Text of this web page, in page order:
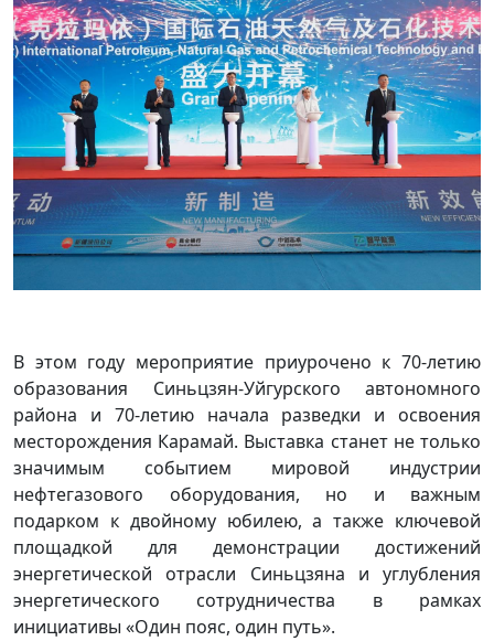
В этом году мероприятие приурочено к 70-летию
образования Синьцзян-Уйгурского автономного
района и 70-летию начала разведки и освоения
месторождения Карамай. Выставка станет не только
значимым событием мировой индустрии
нефтегазового оборудования, но и важным
подарком к двойному юбилею, а также ключевой
площадкой для демонстрации достижений
энергетической отрасли Синьцзяна и углубления
энергетического сотрудничества в рамках
инициативы «Один пояс, один путь».